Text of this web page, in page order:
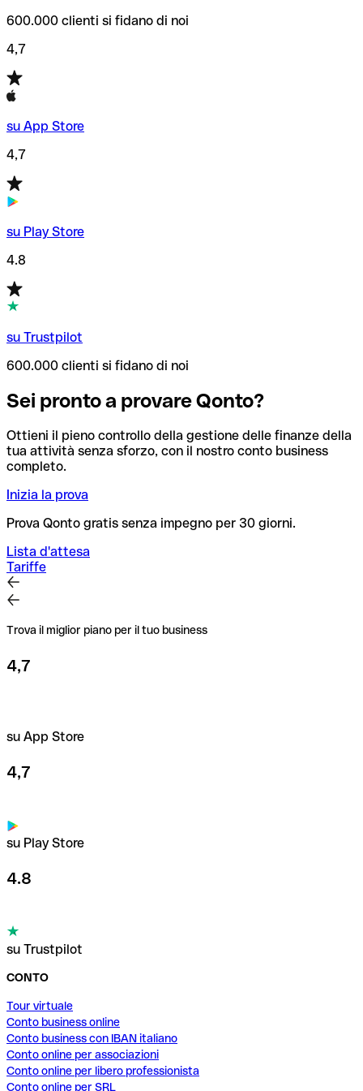
600.000 clienti si fidano di noi
4,7
su App Store
4,7
su Play Store
4.8
su Trustpilot
600.000 clienti si fidano di noi
Sei pronto a provare Qonto?
Ottieni il pieno controllo della gestione delle finanze della
tua attività senza sforzo, con il nostro conto business
completo.
Inizia la prova
Prova Qonto gratis senza impegno per 30 giorni.
Lista d'attesa
Tariffe
Trova il miglior piano per il tuo business
4,7
su App Store
4,7
su Play Store
4.8
su Trustpilot
CONTO
Tour virtuale
Conto business online
Conto business con IBAN italiano
Conto online per associazioni
Conto online per libero professionista
Conto online per SRL